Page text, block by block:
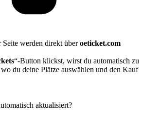
werden direkt überoeticket.com
“-Button klickst, wirst du automatisch zu
du deine Plätze auswählen und den Kauf
aktualisiert?